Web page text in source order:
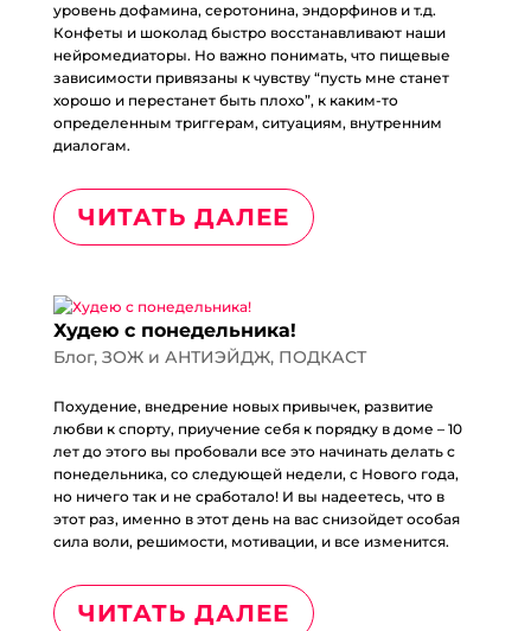
уровень дофамина, серотонина, эндорфинов и т.д.
Конфеты и шоколад быстро восстанавливают наши
нейромедиаторы. Но важно понимать, что пищевые
зависимости привязаны к чувству “пусть мне станет
хорошо и перестанет быть плохо”, к каким-то
определенным триггерам, ситуациям, внутренним
диалогам.
ЧИТАТЬ ДАЛЕЕ
Худею с понедельника!
Блог, ЗОЖ и АНТИЭЙДЖ, ПОДКАСТ
Похудение, внедрение новых привычек, развитие
любви к спорту, приучение себя к порядку в доме – 10
лет до этого вы пробовали все это начинать делать с
понедельника, со следующей недели, с Нового года,
но ничего так и не сработало! И вы надеетесь, что в
этот раз, именно в этот день на вас снизойдет особая
сила воли, решимости, мотивации, и все изменится.
ЧИТАТЬ ДАЛЕЕ